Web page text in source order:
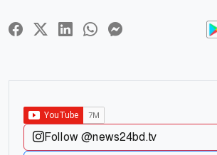
Follow @news24bd.tv